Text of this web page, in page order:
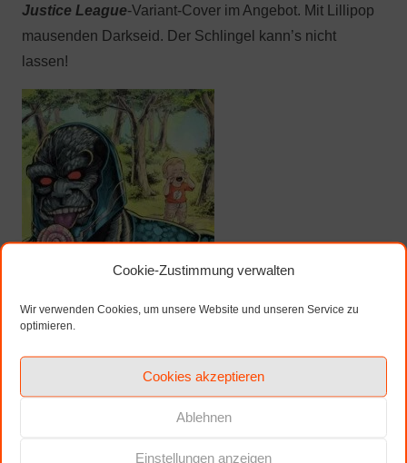
Cookie-Zustimmung verwalten
Wir verwenden Cookies, um unsere Website und unseren Service zu
optimieren.
Cookies akzeptieren
Ablehnen
Einstellungen anzeigen
Justice League-Variant-Cover im Angebot. Mit Lillipop
mausenden Darkseid. Der Schlingel kann’s nicht
lassen!
Variant-Cover
von David Füleki für Comic Park